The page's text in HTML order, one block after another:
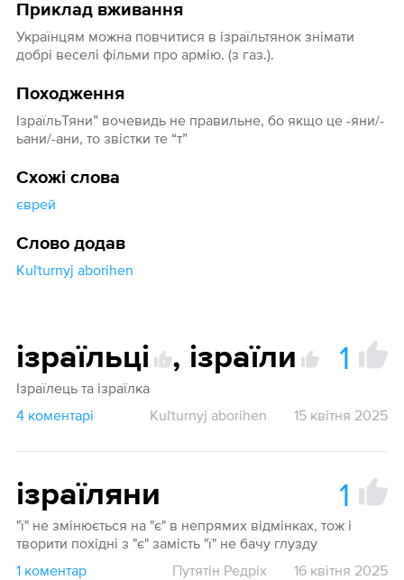
Приклад вживання
Українцям можна повчитися в ізраїльтянок знімати
добрі веселі фільми про армію. (з газ.).
Походження
ІзраїльТяни” вочевидь не правильне, бо якщо це -яни/-
ьани/-ани, то звістки те “т”
Схожі слова
єврей
Слово додав
Kuľturnyj aborihen
ізраїльці , ізраїли 1
Ізраїлець та ізраїлка
4 коментарі
Kuľturnyj aborihen 15 квітня 2025
ізраїляни 1
"ї" не змінюється на "є" в непрямих відмінках, тож і
творити похідні з "є" замість "ї" не бачу глузду
1 коментар
Путятін Редріх 16 квітня 2025